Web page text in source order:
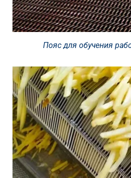
Пояс для обучения